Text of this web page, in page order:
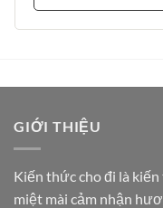
GIỚI THIỆU
Kiến thức cho đi là
miệt mài cảm nhận